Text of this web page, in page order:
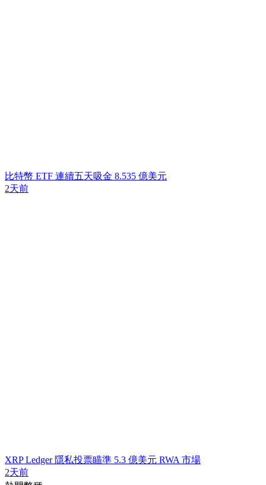
比特幣 ETF 連續五天吸金 8.535 億美元
2天前
XRP Ledger 隱私投票瞄準 5.3 億美元 RWA 市場
2天前